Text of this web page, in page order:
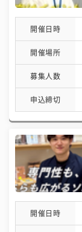
開催日時
開催場所
募集人数
申込締切
開催日時